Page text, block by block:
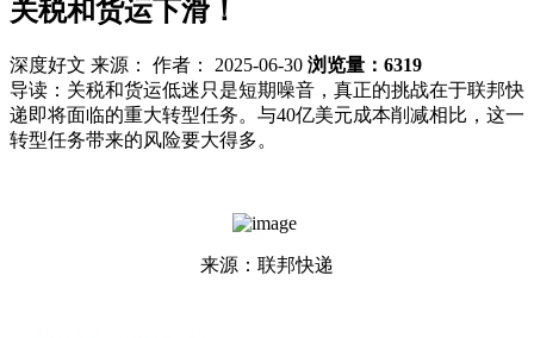
关税和货运下滑！
深度好文 来源： 作者： 2025-06-30 浏览量：6319
导读： 关税和货运低迷只是短期噪音，真正的挑战在于联邦快
递即将面临的重大转型任务。与40亿美元成本削减相比，这一
转型任务带来的风险要大得多。
来源：联邦快递